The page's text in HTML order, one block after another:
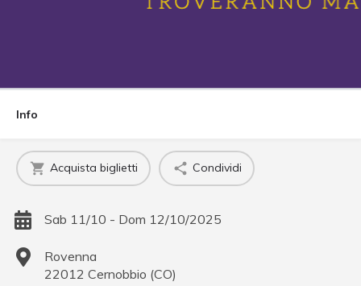
Info
Acquista biglietti Condividi
Sab 11/10 - Dom 12/10/2025
Rovenna
22012 Cernobbio (CO)